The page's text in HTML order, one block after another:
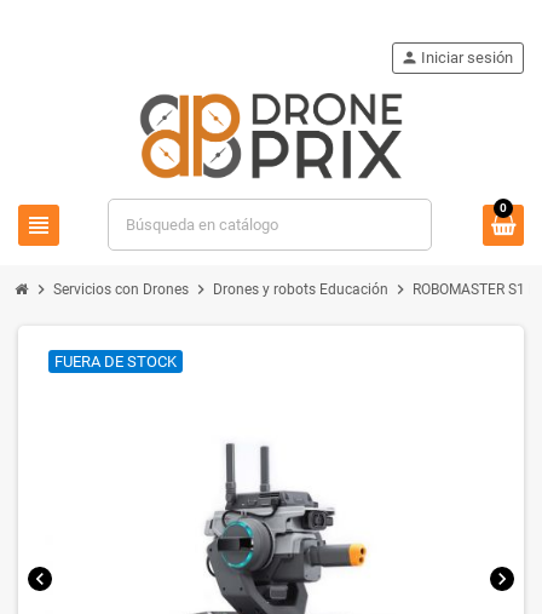
view_headline
person Iniciar sesión
0
chevron_right Servicios con Drones chevron_right Drones y robots Educación chevron_right ROBOMASTER S1
chevron_left chevron_right
FUERA DE STOCK